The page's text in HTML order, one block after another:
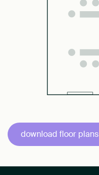
download floor plans